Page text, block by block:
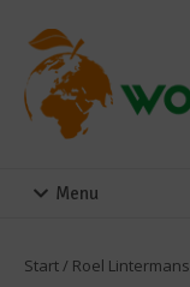
Menu
Start/ Roel Lintermans